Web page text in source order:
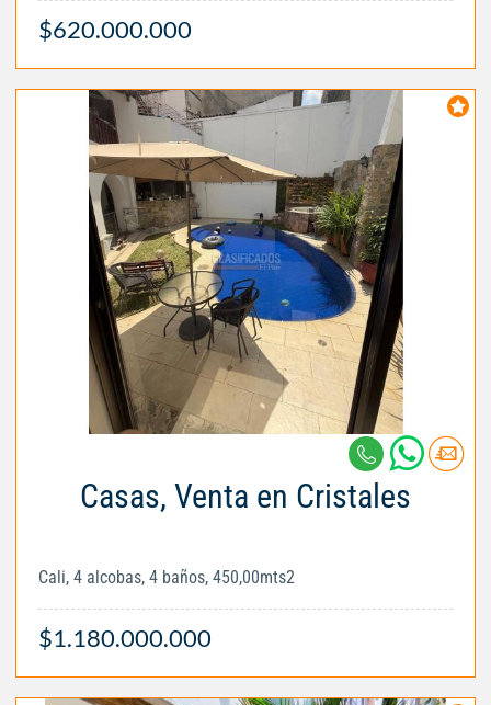
$620.000.000
Casas, Venta en Cristales
Cali, 4 alcobas, 4 baños, 450,00mts2
$1.180.000.000